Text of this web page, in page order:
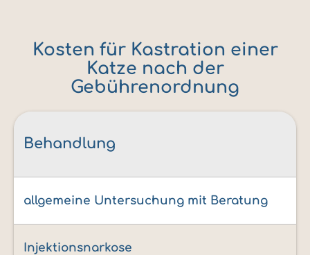
Kosten für Kastration einer
Katze nach der
Gebührenordnung
Behandlung
allgemeine Untersuchung mit Beratung
Injektionsnarkose